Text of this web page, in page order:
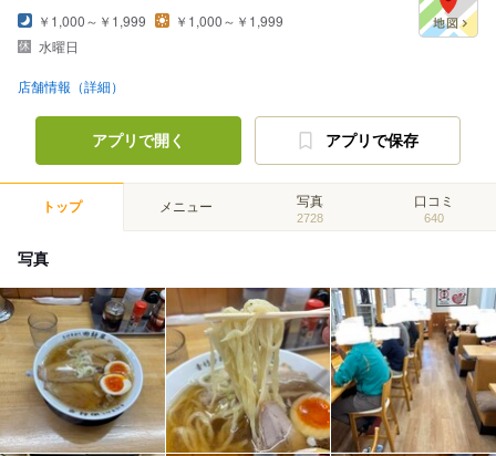
￥1,000～￥1,999
￥1,000～￥1,999
水曜日
店舗情報（詳細）
アプリで開く アプリで保存
トップ メニュー 写真
2728
口コミ
640
写真